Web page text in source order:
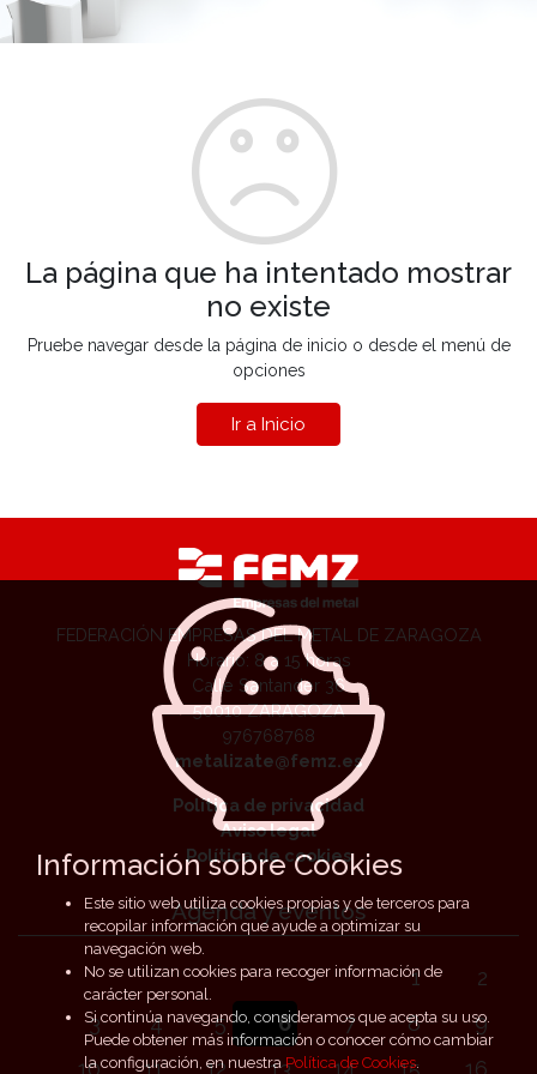
La página que ha intentado mostrar
no existe
Pruebe navegar desde la página de inicio o desde el menú de
opciones
Ir a Inicio
FEDERACIÓN EMPRESAS DEL METAL DE ZARAGOZA
Horario: 8 a 15 horas
Calle Santander 36
50010 ZARAGOZA
976768768
metalizate@femz.es
Política de privacidad
Aviso legal
Política de cookies
Agenda y eventos
1
2
3
4 5 6 7 8
9
Información sobre Cookies
Este sitio web utiliza cookies propias y de terceros para
recopilar información que ayude a optimizar su
navegación web.
No se utilizan cookies para recoger información de
carácter personal.
Si continúa navegando, consideramos que acepta su uso.
Puede obtener más información o conocer cómo cambiar
la configuración, en nuestraPolítica de Cookies.